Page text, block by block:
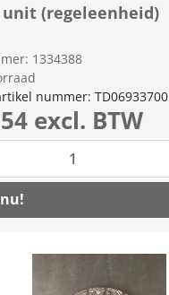
(regeleenheid)
1334388
nummer: TD06933700
excl. BTW